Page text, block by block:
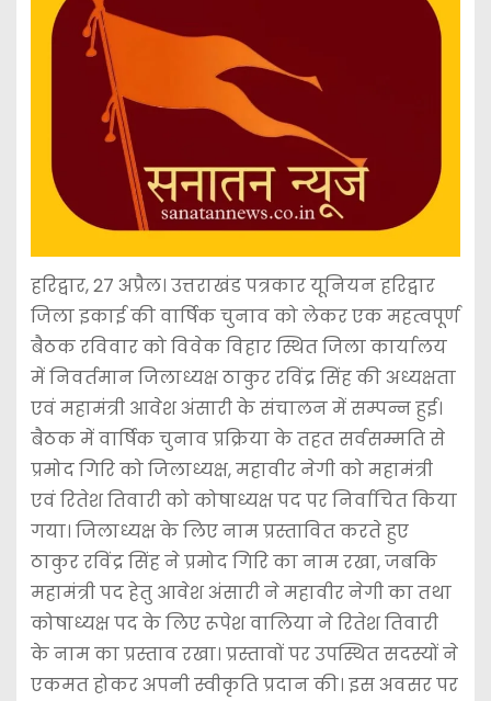
हरिद्वार, 27 अप्रैल। उत्तराखंड पत्रकार यूनियन हरिद्वार
जिला इकाई की वार्षिक चुनाव को लेकर एक महत्वपूर्ण
बैठक रविवार को विवेक विहार स्थित जिला कार्यालय
में निवर्तमान जिलाध्यक्ष ठाकुर रविंद्र सिंह की अध्यक्षता
एवं महामंत्री आवेश अंसारी के संचालन में सम्पन्न हुई।
बैठक में वार्षिक चुनाव प्रक्रिया के तहत सर्वसम्मति से
प्रमोद गिरि को जिलाध्यक्ष, महावीर नेगी को महामंत्री
एवं रितेश तिवारी को कोषाध्यक्ष पद पर निर्वाचित किया
गया। जिलाध्यक्ष के लिए नाम प्रस्तावित करते हुए
ठाकुर रविंद्र सिंह ने प्रमोद गिरि का नाम रखा, जबकि
महामंत्री पद हेतु आवेश अंसारी ने महावीर नेगी का तथा
कोषाध्यक्ष पद के लिए रूपेश वालिया ने रितेश तिवारी
के नाम का प्रस्ताव रखा। प्रस्तावों पर उपस्थित सदस्यों ने
एकमत होकर अपनी स्वीकृति प्रदान की। इस अवसर पर